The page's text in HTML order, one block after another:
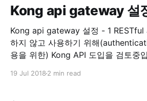
Kong api gateway 설
Kong api gateway 설정 - 1 RESTful api 를 외부로 노출
하지 않고 사용하기 위해
용을 위한) Kong API 도입을 검토중입니다. 그
19 Jul 2018 2 min read